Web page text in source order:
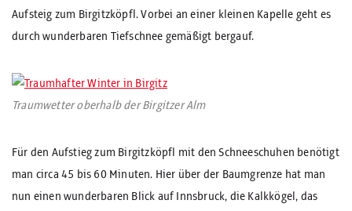
Aufsteig zum Birgitzköpfl. Vorbei an einer kleinen Kapelle geht es
durch wunderbaren Tiefschnee gemäßigt bergauf.
Traumwetter oberhalb der Birgitzer Alm
Für den Aufstieg zum Birgitzköpfl mit den Schneeschuhen benötigt
man circa 45 bis 60 Minuten. Hier über der Baumgrenze hat man
nun einen wunderbaren Blick auf Innsbruck, die Kalkkögel, das